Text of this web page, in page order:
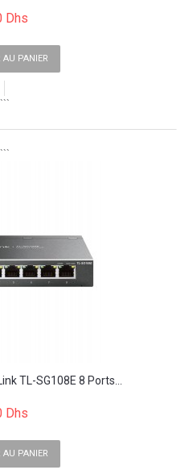
Dhs
PANIER
```
```
TL-SG108E 8 Ports...
Dhs
PANIER